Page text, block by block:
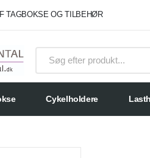
TAGBOKSE OG TILBEHØR
Cykelholdere